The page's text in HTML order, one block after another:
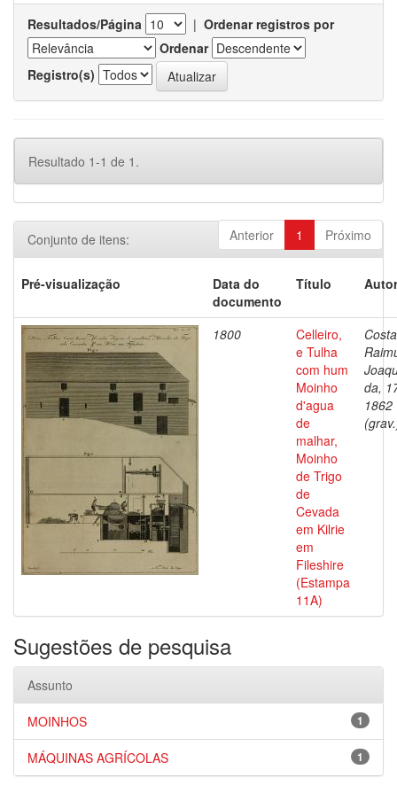
Resultados/Página | Ordenar registros por
Ordenar
Registro(s)
Resultado 1-1 de 1.
Anterior 1 Próximo
Conjunto de itens:
Pré-visualização
Data do
documento
Título
1800
Celleiro,
e Tulha
com hum
Moinho
d'agua
de
malhar,
Moinho
de Trigo
de
Cevada
em Kilrie
em
Fileshire
(Estampa
11A)
da,
1862
Sugestões de pesquisa
Assunto
1
MOINHOS
1
MÁQUINAS AGRÍCOLAS